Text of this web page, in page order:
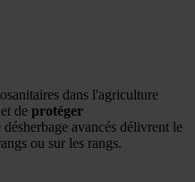
dans l'agriculture
et de protéger
désherbage avancés délivrent le
ou sur les rangs.